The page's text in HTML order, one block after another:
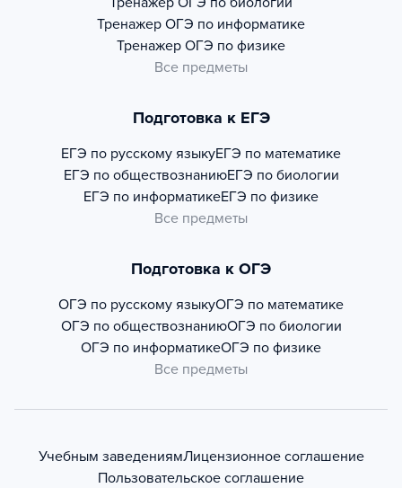
Тренажер ОГЭ по информатике
Тренажер ОГЭ по физике
Все предметы
Подготовка к ЕГЭ
ЕГЭ по русскому языкуЕГЭ по математике
ЕГЭ по обществознаниюЕГЭ по биологии
ЕГЭ по информатикеЕГЭ по физике
Все предметы
Подготовка к ОГЭ
ОГЭ по русскому языкуОГЭ по математике
ОГЭ по обществознаниюОГЭ по биологии
ОГЭ по информатикеОГЭ по физике
Все предметы
Учебным заведениямЛицензионное соглашение
Пользовательское соглашение